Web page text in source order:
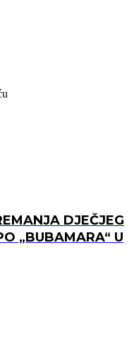
DJEČJEG
„BUBAMARA“ U